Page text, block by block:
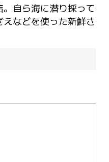
自ら海に潜り採って
などを使った新鮮さ